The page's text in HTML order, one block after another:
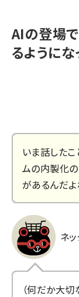
AIの登場
るようにな
いま話したこ
ムの内製化の
があるんだよ
ネ
（何だか大